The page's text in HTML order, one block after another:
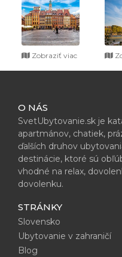
Zobraziť viac
O NÁS
SvetUbytovanie.sk je
apartmánov, chatiek,
ďalších druhov
destinácie, ktoré sú
vhodné na relax,
dovolenku.
STRÁNKY
Slovensko
Ubytovanie v zahraničí
Blog